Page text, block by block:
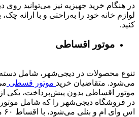
در هنگام خرید جهیزیه نیز می‌توانید
لوازم خانه خود را به‌راحتی و با ارائه
کنید.
موتور اقساطی
تنوع محصولات در دیجی‌شهر، شامل
می‌شود. متقاضیان خرید موتور قسطی
موتور اقساطی بدون پیش‌پرداخت، یکی از
در فروشگاه دیجی‌شهر را که شامل موتور
اس وای ام و بنلی می‌شود، با اقساط ۶۰ ماهه خریداری کنند.